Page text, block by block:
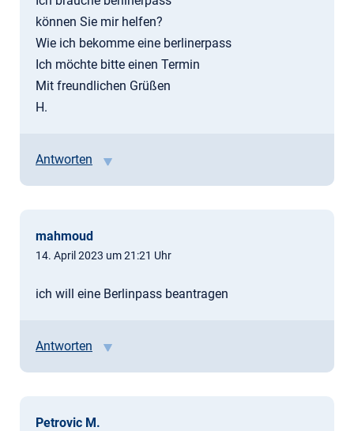
können Sie mir helfen?
Wie ich bekomme eine berlinerpass
Ich möchte bitte einen Termin
Mit freundlichen Grüßen
H.
Antworten
mahmoud
14. April 2023 um 21:21 Uhr
ich will eine Berlinpass beantragen
Antworten
Petrovic M.